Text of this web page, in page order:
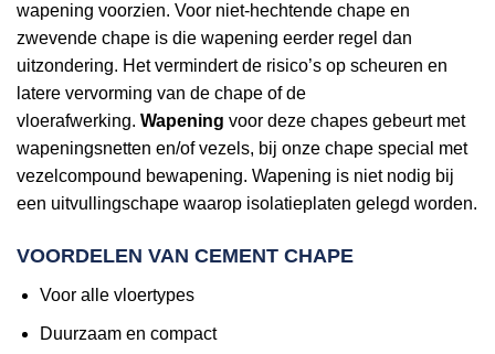
wapening voorzien. Voor niet-hechtende chape en
zwevende chape is die wapening eerder regel dan
uitzondering. Het vermindert de risico’s op scheuren en
latere vervorming van de chape of de
vloerafwerking. Wapening voor deze chapes gebeurt met
wapeningsnetten en/of vezels, bij onze chape special met
vezelcompound bewapening. Wapening is niet nodig bij
een uitvullingschape waarop isolatieplaten gelegd worden.
VOORDELEN VAN CEMENT CHAPE
Voor alle vloertypes
Duurzaam en compact